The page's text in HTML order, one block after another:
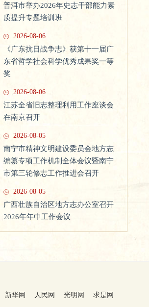
国家方志馆南方丝绸之路分馆建设
工作领导小组第五次会议在北京召
开
吉林省市县志书编纂业务培训班
（2021）在伊通县举办
普洱市举办2026年史志干部能力素
质提升专题培训班
2026-08-06
《广东抗日战争志》获第十一届广
东省哲学社会科学优秀成果奖一等
奖
2026-08-06
江苏全省旧志整理利用工作座谈会
在南京召开
2026-08-05
南宁市精神文明建设委员会地方志
编纂专项工作机制全体会议暨南宁
市第三轮修志工作推进会召开
2026-08-05
广西壮族自治区地方志办公室召开
2026年年中工作会议
新华网 人民网 光明网 求是网